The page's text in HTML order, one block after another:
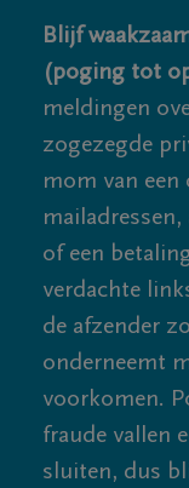
Blijf
(poging tot
meldingen
zogezegde
mom van een
of een
verdachte
de afzender
onderneemt
voorkomen.
fraude vallen
sluiten, dus